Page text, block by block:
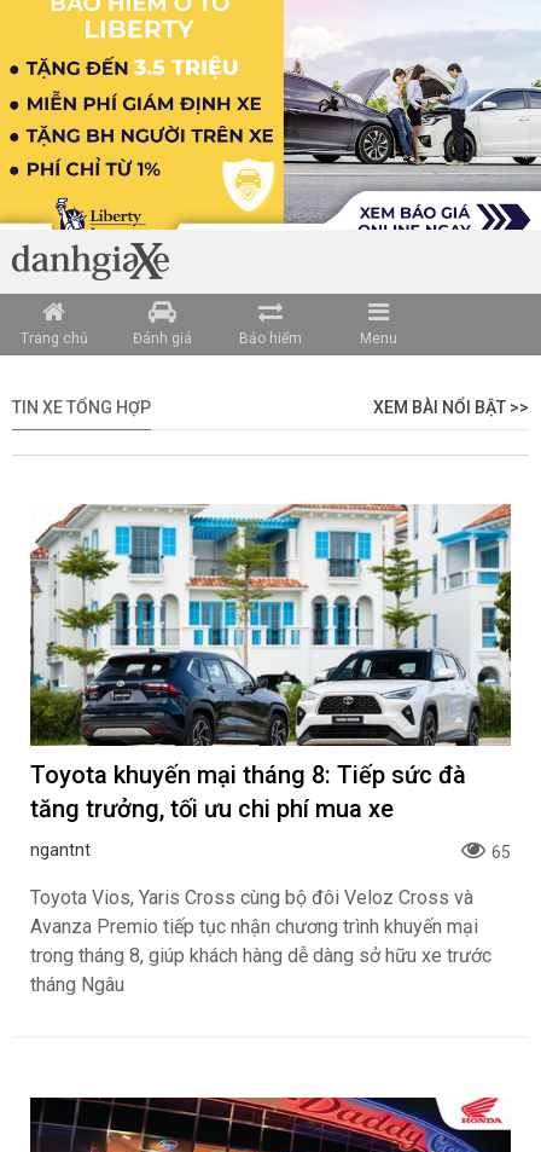
Trang chủ Đánh giá Bảo hiểm Menu
TIN XE TỔNG HỢP XEM BÀI NỔI BẬT >>
Toyota khuyến mại tháng 8: Tiếp sức đà
tăng trưởng, tối ưu chi phí mua xe
ngantnt 65
Toyota Vios, Yaris Cross cùng bộ đôi Veloz Cross và
Avanza Premio tiếp tục nhận chương trình khuyến mại
trong tháng 8, giúp khách hàng dễ dàng sở hữu xe trước
tháng Ngâu